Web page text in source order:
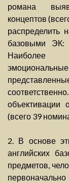
романа
концептов
распределить
базовыми ЭК:
Наиболее
объективации
(всего 39
2. В основе
английских
предметов,